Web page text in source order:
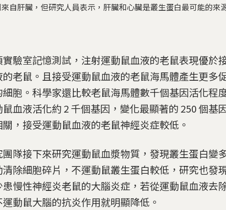
自肝臟，但研究人員表示，肝臟和心臟是叢生蛋白最可能的來
實驗室記憶測試，注射運動鼠血液的老鼠表現優於
的老鼠。且接受運動鼠血液的老鼠海馬體產生更多
細胞。科學家還比較老鼠海馬體數千個基因活化程
鼠血液活化約 2 千個基因，變化最顯著的 250 個基
，接受運動鼠血液的老鼠神經炎症較低。
團隊接下來研究運動鼠血漿物質，發現叢生蛋白變
清除細胞碎片，不運動鼠叢生蛋白較低，研究也發
患慢性神經炎老鼠的大腦炎症，若從運動鼠血液去
運動鼠大腦的抗炎作用就明顯降低。